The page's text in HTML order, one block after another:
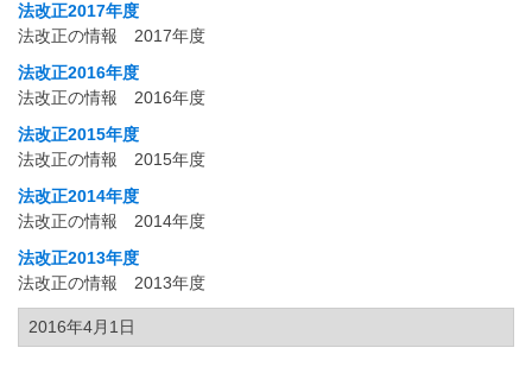
法改正2017年度
法改正の情報 2017年度
法改正2016年度
法改正の情報 2016年度
法改正2015年度
法改正の情報 2015年度
法改正2014年度
法改正の情報 2014年度
法改正2013年度
法改正の情報 2013年度
2016年4月1日